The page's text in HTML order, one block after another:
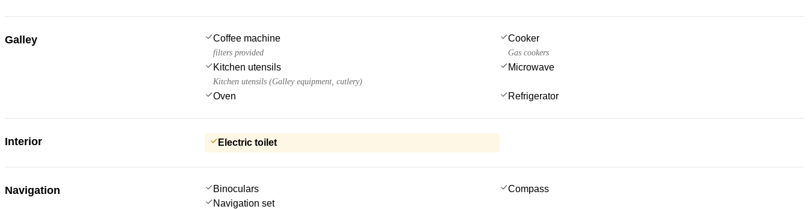
Galley Coffee machine
filters provided
Cooker
Gas cookers
Kitchen utensils
Kitchen utensils (Galley equipment, cutlery)
Microwave
Oven Refrigerator
Interior Electric toilet
Navigation Binoculars
Compass
Navigation set